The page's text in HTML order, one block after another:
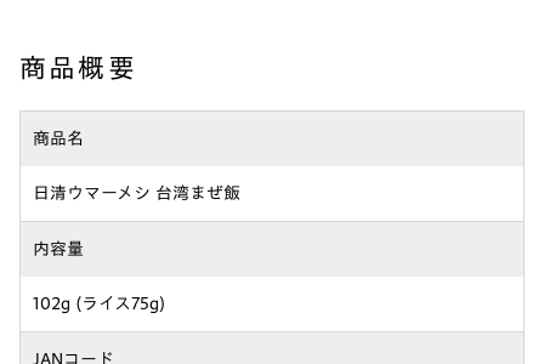
商品概要
商品名
日清ウマーメシ 台湾まぜ飯
内容量
102g (ライス75g)
JANコード